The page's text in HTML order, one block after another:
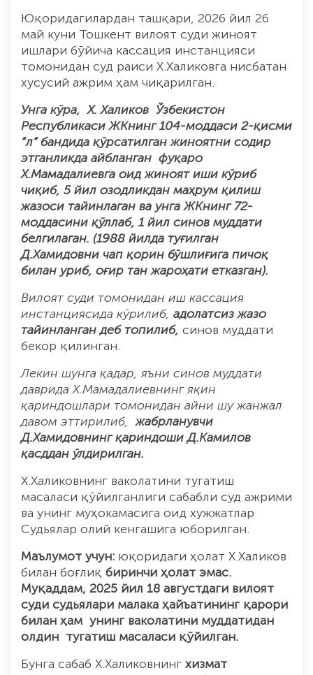
Юқоридагилардан ташқари, 2026 йил 26
май куни Тошкент вилоят суди жиноят
ишлари бўйича кассация инстанцияси
томонидан суд раиси Х.Халиковга нисбатан
хусусий ажрим ҳам чиқарилган.
Унга кўра, Х. Халиков Ўзбекистон
Республикаси ЖКнинг 104-моддаси 2-қисми
“л” бандида қўрсатилган жиноятни содир
этганликда айбланган фуқаро
Х.Мамадалиевга оид жиноят иши кўриб
чиқиб, 5 йил озодликдан маҳрум қилиш
жазоси тайинлаган ва унга ЖКнинг 72-
моддасини қўллаб, 1 йил синов муддати
белгилаган. (1988 йилда туғилган
Д.Хамидовни чап қорин бўшлиғига пичоқ
билан уриб, оғир тан жароҳати етказган).
Вилоят суди томонидан иш кассация
инстанциясида кўрилиб, адолатсиз жазо
тайинланган деб топилиб, синов муддати
бекор қилинган.
Лекин шунга қадар, яъни синов муддати
даврида Х.Мамадалиевнинг яқин
қариндошлари томонидан айни шу жанжал
давом эттирилиб, жабрланувчи
Д.Хамидовнинг қариндоши Д.Камилов
қасддан ўлдирилган.
Х.Халиковнинг ваколатини тугатиш
масаласи қўйилганлиги сабабли суд ажрими
ва унинг муҳокамасига оид хужжатлар
Судьялар олий кенгашига юборилган.
Маълумот учун: юқоридаги ҳолат Х.Халиков
билан боғлиқ биринчи ҳолат эмас.
Муқаддам, 2025 йил 18 августдаги вилоят
суди судьялари малака ҳайъатининг қарори
билан ҳам унинг ваколатини муддатидан
олдин тугатиш масаласи қўйилган.
Бунга сабаб Х.Халиковнинг хизмат